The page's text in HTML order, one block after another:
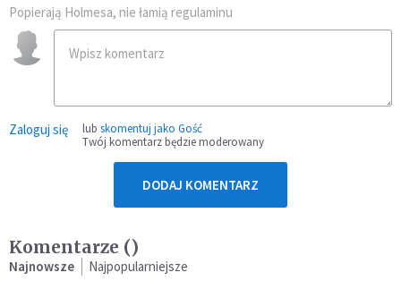
Popierają Holmesa, nie łamią regulaminu
Zaloguj się lub skomentuj jako Gość
Twój komentarz będzie moderowany
DODAJ KOMENTARZ
Komentarze ()
Najnowsze Najpopularniejsze